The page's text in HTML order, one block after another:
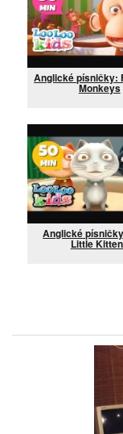
Anglické písničky:
Monkeys
Anglické
Little